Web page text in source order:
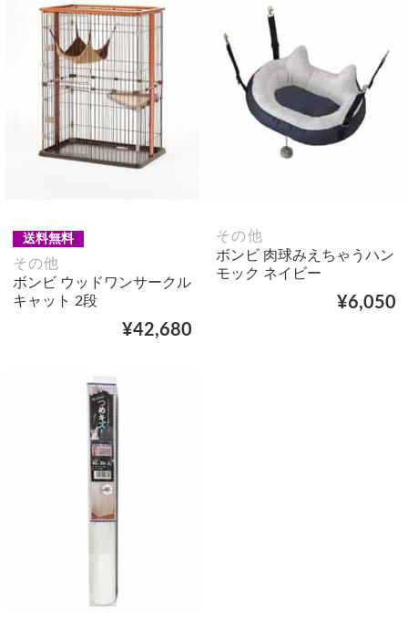
送料無料
その他
ボンビ ウッドワンサークル
キャット 2段
¥42,680
その他
ボンビ 肉球みえちゃうハン
モック ネイビー
¥6,050